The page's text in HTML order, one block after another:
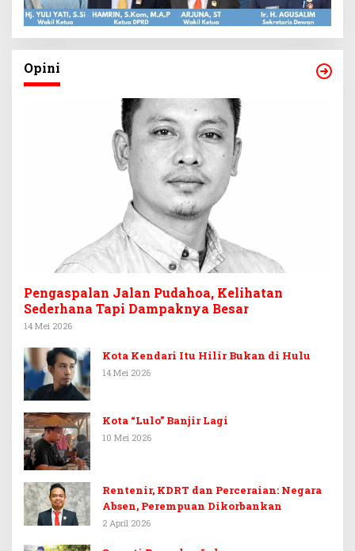
Opini
Pengaspalan Jalan Pudahoa, Kelihatan
Sederhana Tapi Dampaknya Besar
14 Mei 2026
Kota Kendari Itu Hilir Bukan di Hulu
14 Mei 2026
Kota “Lulo” Banjir Lagi
10 Mei 2026
Rentenir, KDRT dan Perceraian: Negara
Absen, Perempuan Dikorbankan
2 April 2026